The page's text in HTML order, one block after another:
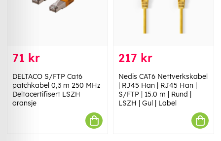
71 kr
DELTACO S/FTP Cat6
patchkabel 0,3 m 250 MHz
Deltacertifisert LSZH
oransje
217 kr
Nedis CAT6 Nettverkskabel
| RJ45 Han | RJ45 Han |
S/FTP | 15.0 m | Rund |
LSZH | Gul | Label